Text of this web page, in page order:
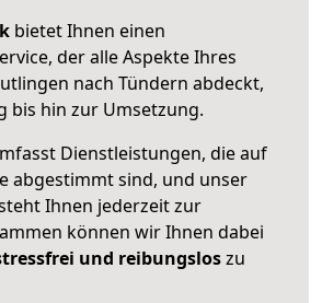
bietet Ihnen einen
der alle Aspekte Ihres
nach Tündern abdeckt,
bis hin zur Umsetzung.
Dienstleistungen, die auf
abgestimmt sind, und unser
Ihnen jederzeit zur
können wir Ihnen dabei
und reibungsloszu